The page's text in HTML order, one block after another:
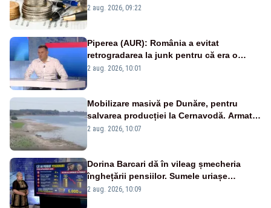
viitoare?
2 aug. 2026, 09:22
Piperea (AUR): România a evitat
retrogradarea la junk pentru că era o
catastrofă pentru bănci și fondurile de
2 aug. 2026, 10:01
Mobilizare masivă pe Dunăre, pentru
salvarea producției la Cernavodă. Armata
va detona o stâncă și va devia apa
2 aug. 2026, 10:07
Dorina Barcari dă în vileag șmecheria
înghețării pensiilor. Sumele uriașe
pierdute de fiecare român
2 aug. 2026, 10:09